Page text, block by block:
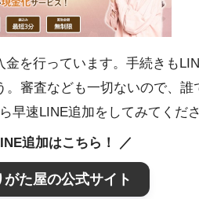
を行っています。手続きも
。審査なども一切ないので、誰
早速LINE追加をしてみてくださ
追加はこちら！ ／
がた屋の公式サイト